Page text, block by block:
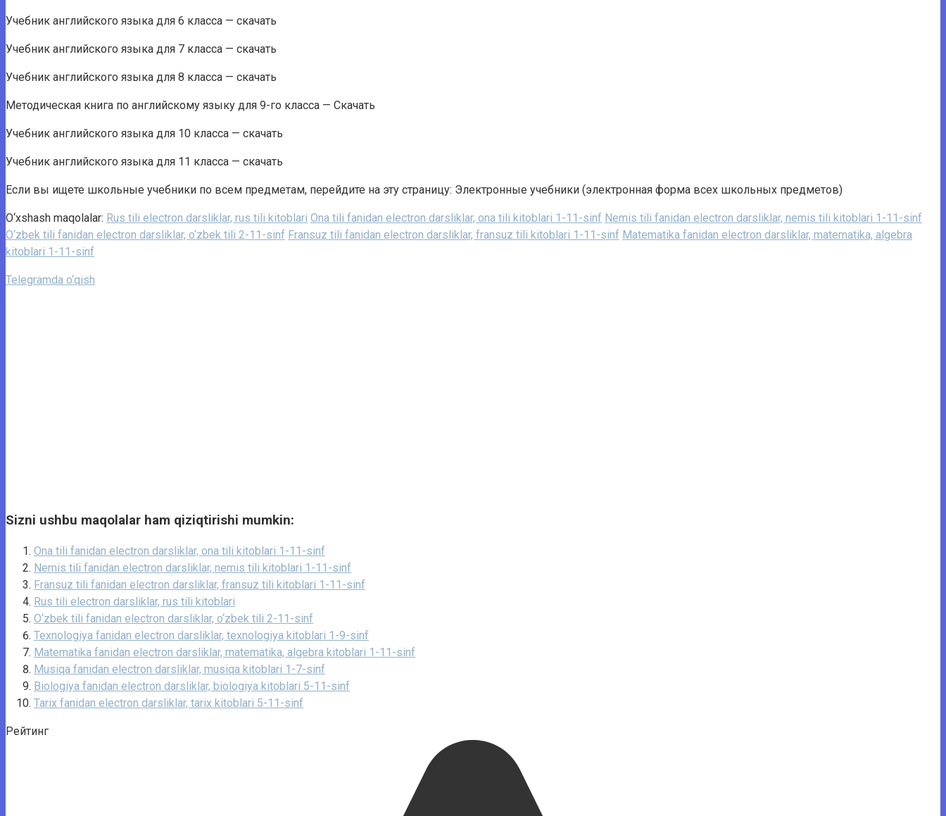
Учебник английского языка для 6 класса — скачать
Учебник английского языка для 7 класса — скачать
Учебник английского языка для 8 класса — скачать
Методическая книга по английскому языку для 9-го класса — Скачать
Учебник английского языка для 10 класса — скачать
Учебник английского языка для 11 класса — скачать
Если вы ищете школьные учебники по всем предметам, перейдите на эту страницу: Электронные учебники (электронная форма всех школьных предметов)
O‘xshash maqolalar: Rus tili electron darsliklar, rus tili kitoblari Ona tili fanidan electron darsliklar, ona tili kitoblari 1-11-sinf Nemis tili fanidan electron darsliklar, nemis tili kitoblari 1-11-sinf
O‘zbek tili fanidan electron darsliklar, o‘zbek tili 2-11-sinf Fransuz tili fanidan electron darsliklar, fransuz tili kitoblari 1-11-sinf Matematika fanidan electron darsliklar, matematika, algebra
kitoblari 1-11-sinf
Telegramda o‘qish
Sizni ushbu maqolalar ham qiziqtirishi mumkin:
Ona tili fanidan electron darsliklar, ona tili kitoblari 1-11-sinf
Nemis tili fanidan electron darsliklar, nemis tili kitoblari 1-11-sinf
Fransuz tili fanidan electron darsliklar, fransuz tili kitoblari 1-11-sinf
Rus tili electron darsliklar, rus tili kitoblari
O‘zbek tili fanidan electron darsliklar, o‘zbek tili 2-11-sinf
Texnologiya fanidan electron darsliklar, texnologiya kitoblari 1-9-sinf
Matematika fanidan electron darsliklar, matematika, algebra kitoblari 1-11-sinf
Musiqa fanidan electron darsliklar, musiqa kitoblari 1-7-sinf
Biologiya fanidan electron darsliklar, biologiya kitoblari 5-11-sinf
Tarix fanidan electron darsliklar, tarix kitoblari 5-11-sinf
Рейтинг